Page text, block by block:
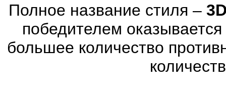
Полное название стиля –
победителем
большее количество